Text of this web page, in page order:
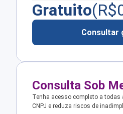
Gratuito(R$
Consultar
Consulta Sob
Tenha acesso completo a
CNPJ e reduza riscos de